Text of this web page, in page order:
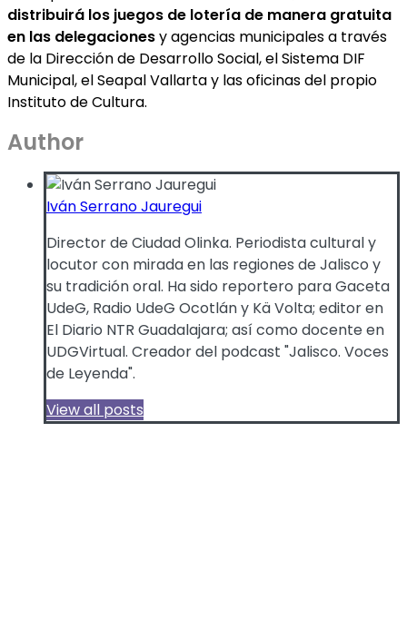
distribuirá los juegos de lotería de manera gratuita
en las delegacionesy agencias municipales a través
de la Dirección de Desarrollo Social, el Sistema DIF
Municipal, el Seapal Vallarta y las oficinas del propio
Instituto de Cultura.
Author
Iván Serrano Jauregui
Director de Ciudad Olinka. Periodista cultural y
locutor con mirada en las regiones de Jalisco y
su tradición oral. Ha sido reportero para Gaceta
UdeG, Radio UdeG Ocotlán y Kä Volta; editor en
El Diario NTR Guadalajara; así como docente en
UDGVirtual. Creador del podcast "Jalisco. Voces
de Leyenda".
View all posts